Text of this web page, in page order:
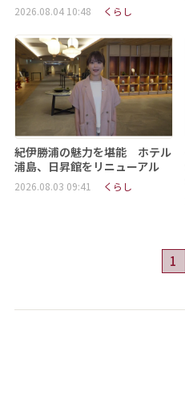
2026.08.04 10:48 くらし
紀伊勝浦の魅力を堪能 ホテル
浦島、日昇館をリニューアル
2026.08.03 09:41 くらし
1